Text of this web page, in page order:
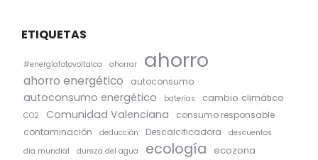
ETIQUETAS
#energíafotovoltaica ahorrar ahorro
ahorro energético autoconsumo
autoconsumo energético baterías cambio climático
CO2 Comunidad Valenciana
consumo responsable
contaminación
deducción Descalcificadora
descuentos
dia mundial
dureza del agua ecología ecozona